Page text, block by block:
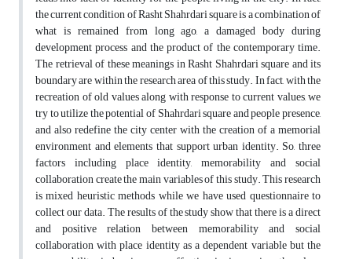
the current condition of Rasht Shahrdari square is a combination of
what is remained from long ago, a damaged body during
development process and the product of the contemporary time.
The retrieval of these meanings in Rasht Shahrdari square and its
boundary are within the research area of this study. In fact, with the
recreation of old values along with response to current values, we
try to utilize the potential of Shahrdari square and people presence,
and also redefine the city center with the creation of a memorial
environment and elements that support urban identity. So, three
factors including place identity, memorability and social
collaboration create the main variables of this study. This research
is mixed heuristic methods while we have used questionnaire to
collect our data. The results of the study show that there is a direct
and positive relation between memorability and social
collaboration with place identity as a dependent variable but the